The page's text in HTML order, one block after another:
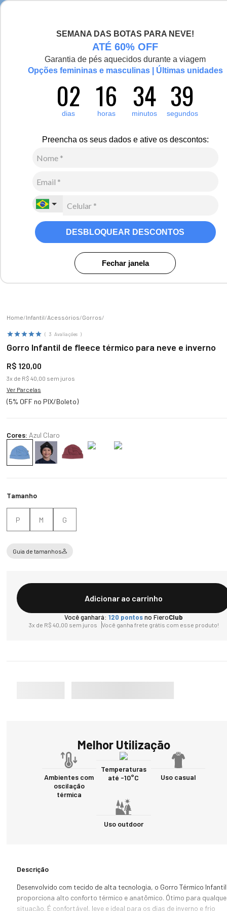
SEMANA DAS BOTAS PARA NEVE!
ATÉ 60% OFF
Garantia de pés aquecidos durante a viagem
Opções femininas e masculinas | Últimas unidades
02
dias 16
horas 34
minutos 39
segundos
Preencha os seus dados e ative os descontos:
DESBLOQUEAR DESCONTOS
Fechar janela
Infantil Acessórios Gorros
3 Avaliações
Gorro Infantil de fleece térmico para neve e inverno
R$ 120,00
3x de R$ 40,00 sem juros
Ver Parcelas
(5% OFF no PIX/Boleto)
Cores: Azul Claro
Tamanho
P M G
Guia de tamanhos
Adicionar ao carrinho
Você ganhará: 120 pontosno FieroClub
3x de R$ 40,00 sem juros Você ganha frete grátis com esse produto!
Melhor Utilização
Ambientes com
oscilação
térmica
Temperaturas
até -10°C
Uso casual
Uso outdoor
Descrição
Desenvolvido com tecido de alta tecnologia, o Gorro Térmico Infantil
proporciona alto conforto térmico e anatômico. Ótimo para
situação. É confortável, leve e ideal para os dias de inverno e frio